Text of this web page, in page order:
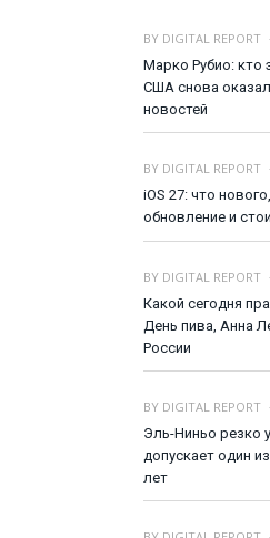
BY DIGITAL REPORT
Марко Рубио: кто
США снова
новостей
BY DIGITAL REPORT
iOS 27: что
обновление и
BY DIGITAL REPORT
Какой сегодня
День пива, Анна
России
BY DIGITAL REPORT
Эль-Ниньо резко
допускает один
лет